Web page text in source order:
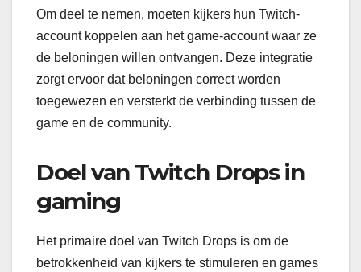
Om deel te nemen, moeten kijkers hun Twitch-
account koppelen aan het game-account waar ze
de beloningen willen ontvangen. Deze integratie
zorgt ervoor dat beloningen correct worden
toegewezen en versterkt de verbinding tussen de
game en de community.
Doel van Twitch Drops in
gaming
Het primaire doel van Twitch Drops is om de
betrokkenheid van kijkers te stimuleren en games